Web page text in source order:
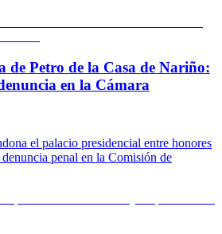
de Petro de la Casa de Nariño:
en la Cámara
el palacio presidencial entre honores
penal en la Comisión de